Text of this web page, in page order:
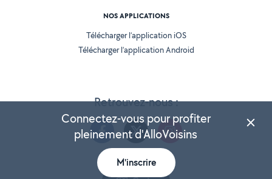
Retrouvez-nous :
NOS APPLICATIONS
Télécharger l’application iOS
Télécharger l’application Android
Connectez-vous pour profiter
pleinement d'AlloVoisins
M'inscrire